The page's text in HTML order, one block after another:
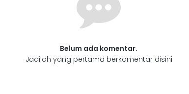
Belum ada komentar.
Jadilah yang pertama berkomentar disini